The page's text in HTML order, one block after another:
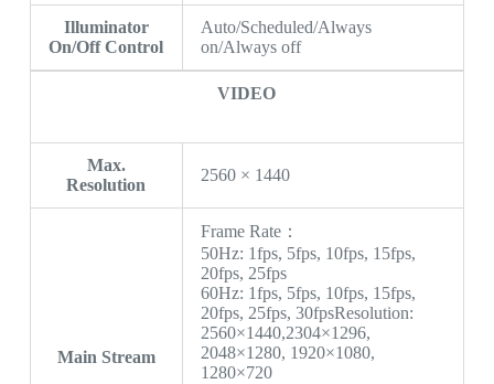
Illuminator
On/Off Control
Auto/Scheduled/Always
on/Always off
VIDEO
Max.
Resolution
2560 × 1440
Main Stream
Frame Rate：
50Hz: 1fps, 5fps, 10fps, 15fps,
20fps, 25fps
60Hz: 1fps, 5fps, 10fps, 15fps,
20fps, 25fps, 30fpsResolution:
2560×1440,2304×1296,
2048×1280, 1920×1080,
1280×720